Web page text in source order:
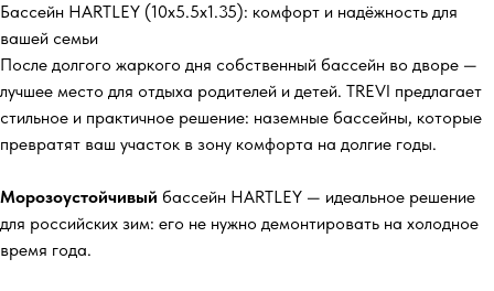
Бассейн HARTLEY (10х5.5х1.35): комфорт и надёжность для
вашей семьи
После долгого жаркого дня собственный бассейн во дворе —
лучшее место для отдыха родителей и детей. TREVI предлагает
стильное и практичное решение: наземные бассейны, которые
превратят ваш участок в зону комфорта на долгие годы.
Морозоустойчивый бассейн HARTLEY — идеальное решение
для российских зим: его не нужно демонтировать на холодное
время года.